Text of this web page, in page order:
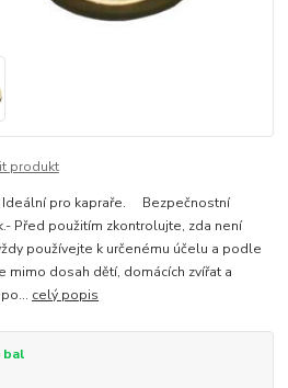
produkt
Ideální pro kapraře. Bezpečnostní
Před použitím zkontrolujte, zda není
používejte k určenému účelu a podle
mimo dosah dětí, domácích zvířat a
celý popis
bal